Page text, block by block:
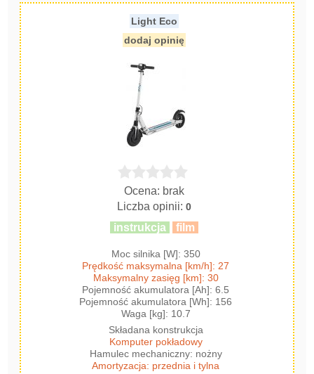
Light Eco
dodaj opinię
Ocena: brak
Liczba opinii:0
instrukcja film
Moc silnika [W]: 350
Prędkość maksymalna [km/h]: 27
Maksymalny zasięg [km]: 30
Pojemność akumulatora [Ah]: 6.5
Pojemność akumulatora [Wh]: 156
Waga [kg]: 10.7
Składana konstrukcja
Komputer pokładowy
Hamulec mechaniczny: nożny
Amortyzacja: przednia i tylna